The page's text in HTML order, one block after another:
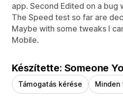
app. Second Edited on a
The Speed test so far are
Maybe with some tweaks I
Mobile.
Készítette: Someone
Támogatás kérése Minden